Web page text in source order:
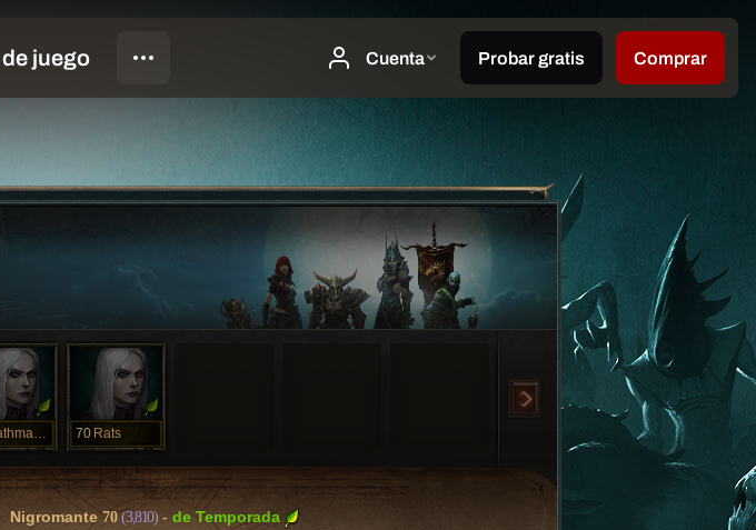
RathmaNecro 70 Rats
Nigromante70 (3,810) - de Temporada